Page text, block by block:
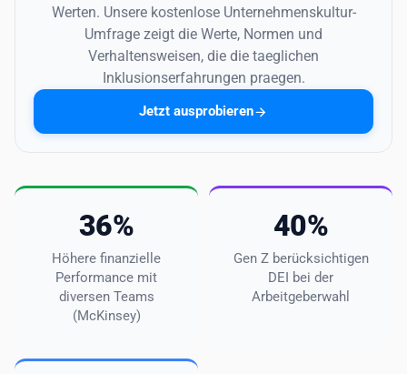
Werten. Unsere kostenlose Unternehmenskultur-
Umfrage zeigt die Werte, Normen und
Verhaltensweisen, die die taeglichen
Inklusionserfahrungen praegen.
Jetzt ausprobieren
36%
Höhere finanzielle
Performance mit
diversen Teams
(McKinsey)
40%
Gen Z berücksichtigen
DEI bei der
Arbeitgeberwahl